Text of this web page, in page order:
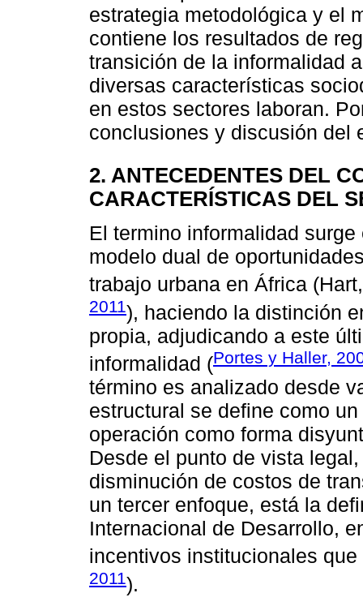
estrategia metodológica y el
contiene los resultados de
transición de la informalidad
diversas características
en estos sectores laboran.
conclusiones y discusión del
2. ANTECEDENTES DEL
CARACTERÍSTICAS DEL
El termino informalidad
modelo dual de
trabajo urbana en África
2011), haciendo la distinción
propia, adjudicando a este
informalidad (Portes y Haller,
término es analizado desde
estructural se define como
operación como forma
Desde el punto de vista
disminución de costos de
un tercer enfoque, está la
Internacional de Desarrollo,
incentivos institucionales
2011).